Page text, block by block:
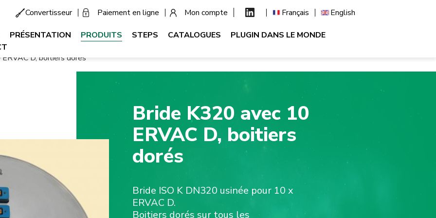
Menu
Convertisseur Paiement en ligne Mon compte Français English
PRÉSENTATION PRODUITS STEPS CATALOGUES
PLUGIN DANS LE MONDE
D, boitiers dorés
Bride K320 avec 10
ERVAC D, boitiers
dorés
Bride ISO K DN320 usinée pour 10 x
ERVAC D.
Boitiers dorés sur tous les